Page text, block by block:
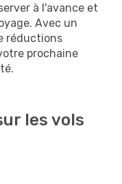
à l'avance et
Avec un
réductions
prochaine
les vols